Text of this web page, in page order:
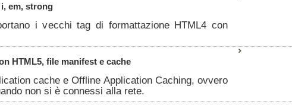
em, strong
i vecchi tag di formattazione HTML4 con
HTML5, file manifest e cache
cache e Offline Application Caching, ovvero
non si è connessi alla rete.